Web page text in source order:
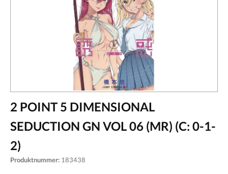
2 POINT 5 DIMENSIONAL
SEDUCTION GN VOL 06 (MR) (C: 0-1-
2)
Produktnummer: 183438